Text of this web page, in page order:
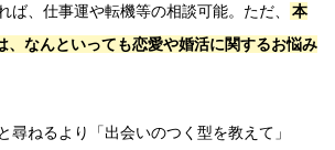
ば、仕事運や転機等の相談可能。ただ、
本
、なんといっても恋愛や婚活に関するお悩み
尋ねるより「出会いのつく型を教えて」